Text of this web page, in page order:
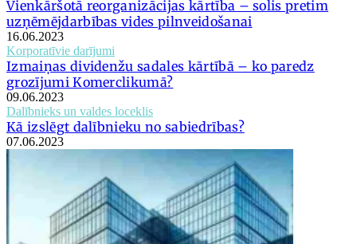
Vienkāršotā reorganizācijas kārtība – solis pretim
uzņēmējdarbības vides pilnveidošanai
16.06.2023
Korporatīvie darījumi
Izmaiņas dividenžu sadales kārtībā – ko paredz
grozījumi Komerclikumā?
09.06.2023
Dalībnieks un valdes loceklis
Kā izslēgt dalībnieku no sabiedrības?
07.06.2023